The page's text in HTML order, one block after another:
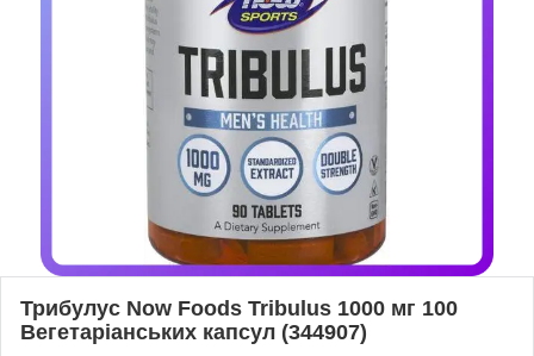
Трибулус Now Foods Tribulus 1000 мг 100
Вегетаріанських капсул (344907)